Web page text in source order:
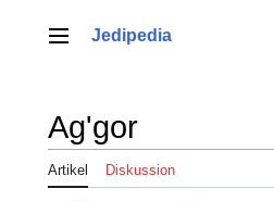
springenHauptmenü
Jedipedia
Ag'gor
Artikel Diskussion